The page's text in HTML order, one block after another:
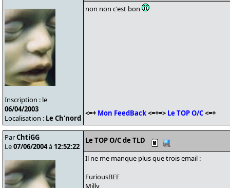
Inscription : le
06/04/2003
Localisation : Le Ch'nord
non non c'est bon
<=+ Mon FeedBack<=+=> Le TOP O/C<=+
ParChtiGG
Le07/06/2004à 12:52:22
Le TOP O/C de TLD
Il ne me manque plus que trois email :
FuriousBEE
Milly